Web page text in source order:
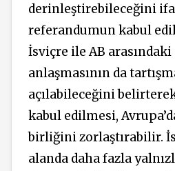
derinleştirebileceğini
referandumun kabul
İsviçre ile AB arasındaki
anlaşmasının da
açılabileceğini
kabul edilmesi,
birliğini zorlaştırabilir.
alanda daha fazla